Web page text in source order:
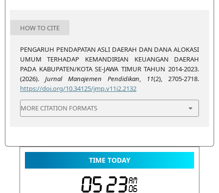
HOW TO CITE
PENGARUH PENDAPATAN ASLI DAERAH DAN DANA ALOKASI
UMUM TERHADAP KEMANDIRIAN KEUANGAN DAERAH
PADA KABUPATEN/KOTA SE-JAWA TIMUR TAHUN 2014-2023.
(2026). Jurnal Manajemen Pendidikan, 11(2), 2705-2718.
https://doi.org/10.34125/jmp.v11i2.2132
MORE CITATION FORMATS
TIME TODAY